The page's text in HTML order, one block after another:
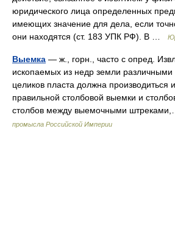
юридического лица определенных
имеющих значение для дела, если
они находятся (ст. 183 УПК РФ). В …
Выемка — ж., горн., часто с опред.
ископаемых из недр земли
целиков пласта должна производиться
правильной столбовой выемки и
столбов между выемочными
промысла Российской Империи